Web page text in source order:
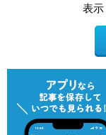
表示